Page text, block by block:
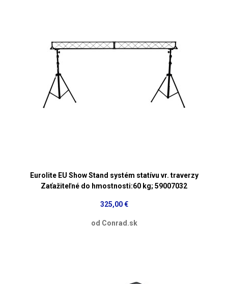
Eurolite EU Show Stand systém statívu vr. traverzy
Zaťažiteľné do hmostnosti:60 kg; 59007032
325,00 €
od Conrad.sk